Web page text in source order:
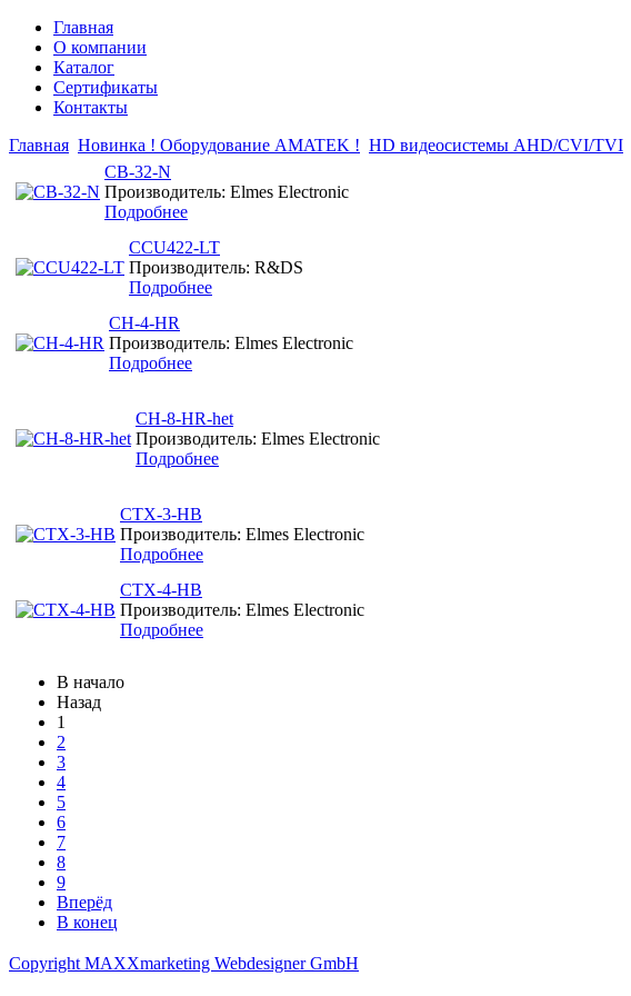
Главная
О компании
Каталог
Сертификаты
Контакты
Главная Новинка ! Оборудование AMATEK ! HD видеосистемы AHD/CVI/TVI
CB-32-N
Производитель: Elmes Electronic
Подробнее
CCU422-LT
Производитель: R&DS
Подробнее
CH-4-HR
Производитель: Elmes Electronic
Подробнее
CH-8-HR-het
Производитель: Elmes Electronic
Подробнее
CTX-3-HB
Производитель: Elmes Electronic
Подробнее
CTX-4-HB
Производитель: Elmes Electronic
Подробнее
В начало
Назад
1
2
3
4
5
6
7
8
9
Вперёд
В конец
Copyright MAXXmarketing Webdesigner GmbH